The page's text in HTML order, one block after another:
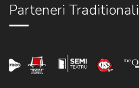
Parteneri Traditionali